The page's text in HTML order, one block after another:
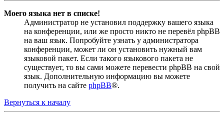
Моего языка нет в списке!
Администратор не установил поддержку вашего языка
на конференции, или же просто никто не перевёл phpBB
на ваш язык. Попробуйте узнать у администратора
конференции, может ли он установить нужный вам
языковой пакет. Если такого языкового пакета не
существует, то вы сами можете перевести phpBB на свой
язык. Дополнительную информацию вы можете
получить на сайте phpBB®.
Вернуться к началу